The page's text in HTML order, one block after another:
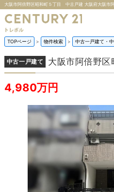
TOPページ 物件検索 中古一戸建て・
中古一戸建て 大阪市阿倍野
4,980万円